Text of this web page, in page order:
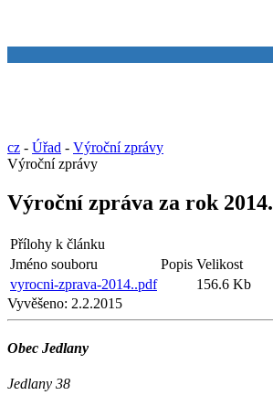
cz - Úřad - Výroční zprávy
Výroční zprávy
Výroční zpráva za rok 2014.
Přílohy k článku
Jméno souboru
Popis Velikost
vyrocni-zprava-2014..pdf
156.6 Kb
Vyvěšeno: 2.2.2015
Obec Jedlany
Jedlany 38